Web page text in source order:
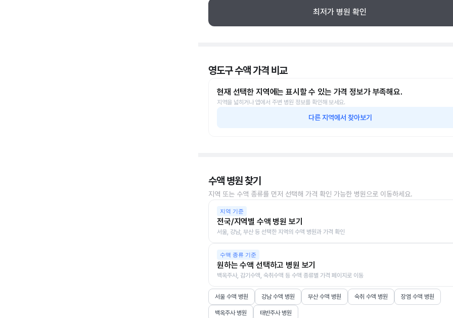
최저가 병원 확인
영도구 수액 가격 비교
현재 선택한 지역에는 표시할 수 있는 가격 정보가 부족해요.
지역을 넓히거나 앱에서 주변 병원 정보를 확인해 보세요.
다른 지역에서 찾아보기
수액 병원 찾기
지역 또는 수액 종류를 먼저 선택해 가격 확인 가능한 병원으로 이동하세요.
지역 기준
전국/지역별 수액 병원 보기
서울, 강남, 부산 등 선택한 지역의 수액 병원과 가격 확인
수액 종류 기준
원하는 수액 선택하고 병원 보기
백옥주사, 감기수액, 숙취수액 등 수액 종류별 가격 페이지로 이동
서울 수액 병원 강남 수액 병원 부산 수액 병원 숙취 수액 병원 장염 수액 병원
백옥주사 병원 태반주사 병원